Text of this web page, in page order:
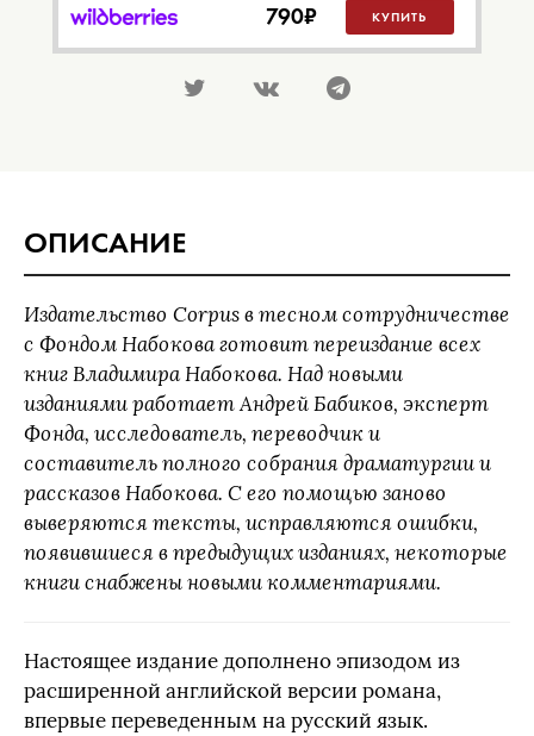
790₽ КУПИТЬ
ОПИСАНИЕ
Издательство Corpus в тесном сотрудничестве
с Фондом Набокова готовит переиздание всех
книг Владимира Набокова. Над новыми
изданиями работает Андрей Бабиков, эксперт
Фонда, исследователь, переводчик и
составитель полного собрания драматургии и
рассказов Набокова. С его помощью заново
выверяются тексты, исправляются ошибки,
появившиеся в предыдущих изданиях, некоторые
книги снабжены новыми комментариями.
Настоящее издание дополнено эпизодом из
расширенной английской версии романа,
впервые переведенным на русский язык.